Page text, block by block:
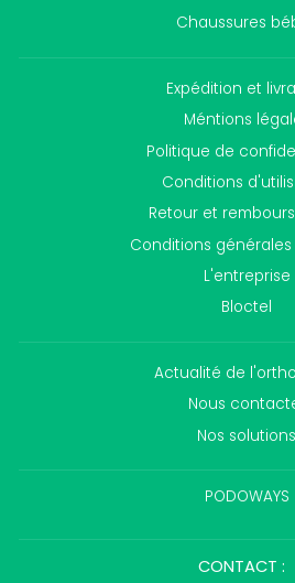
Chaussures
Expédition et
Méntions
Politique de
Conditions
Retour et
Conditions
L'entreprise
Bloctel
Actualité de
Nous
Nos solutions
PODOWAYS
CONTACT :